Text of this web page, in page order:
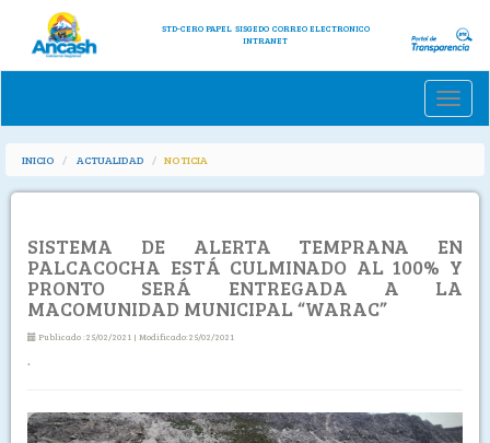
STD-CERO PAPEL SISGEDO CORREO ELECTRONICO
INTRANET
Toggle
INICIO ACTUALIDAD NOTICIA
SISTEMA DE ALERTA TEMPRANA EN
PALCACOCHA ESTÁ CULMINADO AL 100% Y
PRONTO SERÁ ENTREGADA A LA
MACOMUNIDAD MUNICIPAL “WARAC”
Publicado :25/02/2021 | Modificado:25/02/2021
.
Previous Next